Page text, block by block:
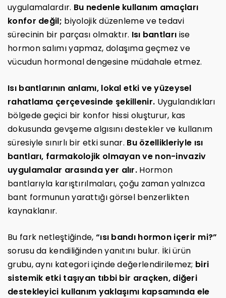
uygulamalardır. Bu nedenle kullanım amaçları
konfor değil; biyolojik düzenleme ve tedavi
sürecinin bir parçası olmaktır. Isı bantları ise
hormon salımı yapmaz, dolaşıma geçmez ve
vücudun hormonal dengesine müdahale etmez.
Isı bantlarının anlamı, lokal etki ve yüzeysel
rahatlama çerçevesinde şekillenir. Uygulandıkları
bölgede geçici bir konfor hissi oluşturur, kas
dokusunda gevşeme algısını destekler ve kullanım
süresiyle sınırlı bir etki sunar. Bu özellikleriyle ısı
bantları, farmakolojik olmayan ve non-invaziv
uygulamalar arasında yer alır. Hormon
bantlarıyla karıştırılmaları, çoğu zaman yalnızca
bant formunun yarattığı görsel benzerlikten
kaynaklanır.
Bu fark netleştiğinde, “ısı bandı hormon içerir mi?”
sorusu da kendiliğinden yanıtını bulur. İki ürün
grubu, aynı kategori içinde değerlendirilemez; biri
sistemik etki taşıyan tıbbi bir araçken, diğeri
destekleyici kullanım yaklaşımı kapsamında ele